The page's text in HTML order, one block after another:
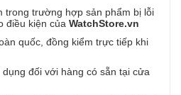
trong trường hợp sản phẩm bị lỗi
điều kiện của WatchStore.vn
quốc, đồng kiểm trực tiếp khi
đối với hàng có sẵn tại cửa